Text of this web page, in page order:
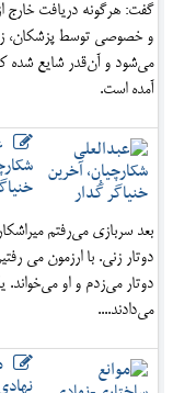
گفت: هرگونه دریافت خارج
و خصوصی توسط پزشکان،
می‌شود و آن‌قدر شایع شده
آمده است.
بعد سربازی می‌رفتم
دوتار زنی. با ارزمون می
دوتار می‌زدم و او
می‌دادند....